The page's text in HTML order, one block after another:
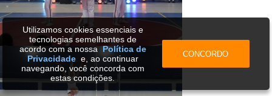
Utilizamos cookies essenciais e
tecnologias semelhantes de
acordo com a nossaPolítica de
Privacidadee, ao continuar
navegando, você concorda com
estas condições.
CONCORDO